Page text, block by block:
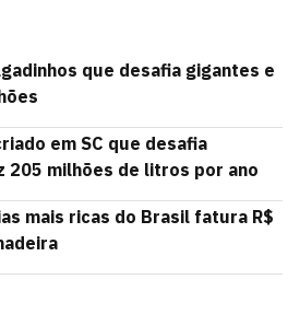
que desafia gigantes e
em SC que desafia
205 milhões de litros por ano
mais ricas do Brasil fatura R$